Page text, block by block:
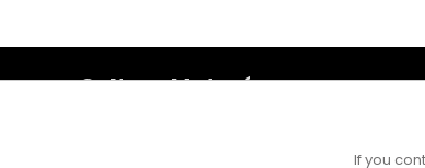
Cultura Mataró
Horari d'obertura: dilluns, dimecres iIf you